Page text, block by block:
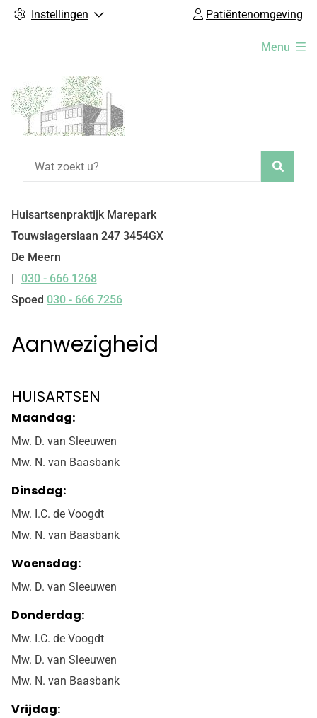
Instellingen Patiëntenomgeving
Menu
Huisartsenpraktijk Marepark
Touwslagerslaan 247 3454GX
De Meern
Tel:
030 - 666 1268
Spoed 030 - 666 7256
Aanwezigheid
HUISARTSEN
Maandag:
Mw. D. van Sleeuwen
Mw. N. van Baasbank
Dinsdag:
Mw. I.C. de Voogdt
Mw. N. van Baasbank
Woensdag:
Mw. D. van Sleeuwen
Donderdag:
Mw. I.C. de Voogdt
Mw. D. van Sleeuwen
Mw. N. van Baasbank
Vrijdag: